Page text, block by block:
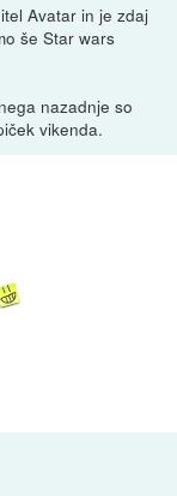
Avatar in je zdaj
še Star wars
nazadnje so
vikenda.